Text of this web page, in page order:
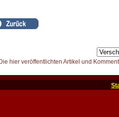
Die hier veröffentlichten Artikel und